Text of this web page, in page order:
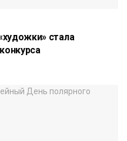
стала